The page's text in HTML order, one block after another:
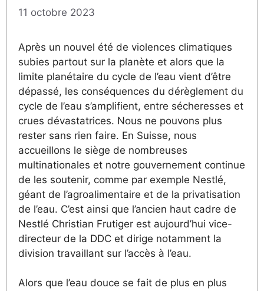
11 octobre 2023
Après un nouvel été de violences climatiques
subies partout sur la planète et alors que la
limite planétaire du cycle de l’eau vient d’être
dépassé, les conséquences du dérèglement du
cycle de l’eau s’amplifient, entre sécheresses et
crues dévastatrices. Nous ne pouvons plus
rester sans rien faire. En Suisse, nous
accueillons le siège de nombreuses
multinationales et notre gouvernement continue
de les soutenir, comme par exemple Nestlé,
géant de l’agroalimentaire et de la privatisation
de l’eau. C’est ainsi que l’ancien haut cadre de
Nestlé Christian Frutiger est aujourd’hui vice-
directeur de la DDC et dirige notamment la
division travaillant sur l’accès à l’eau.
Alors que l’eau douce se fait de plus en plus